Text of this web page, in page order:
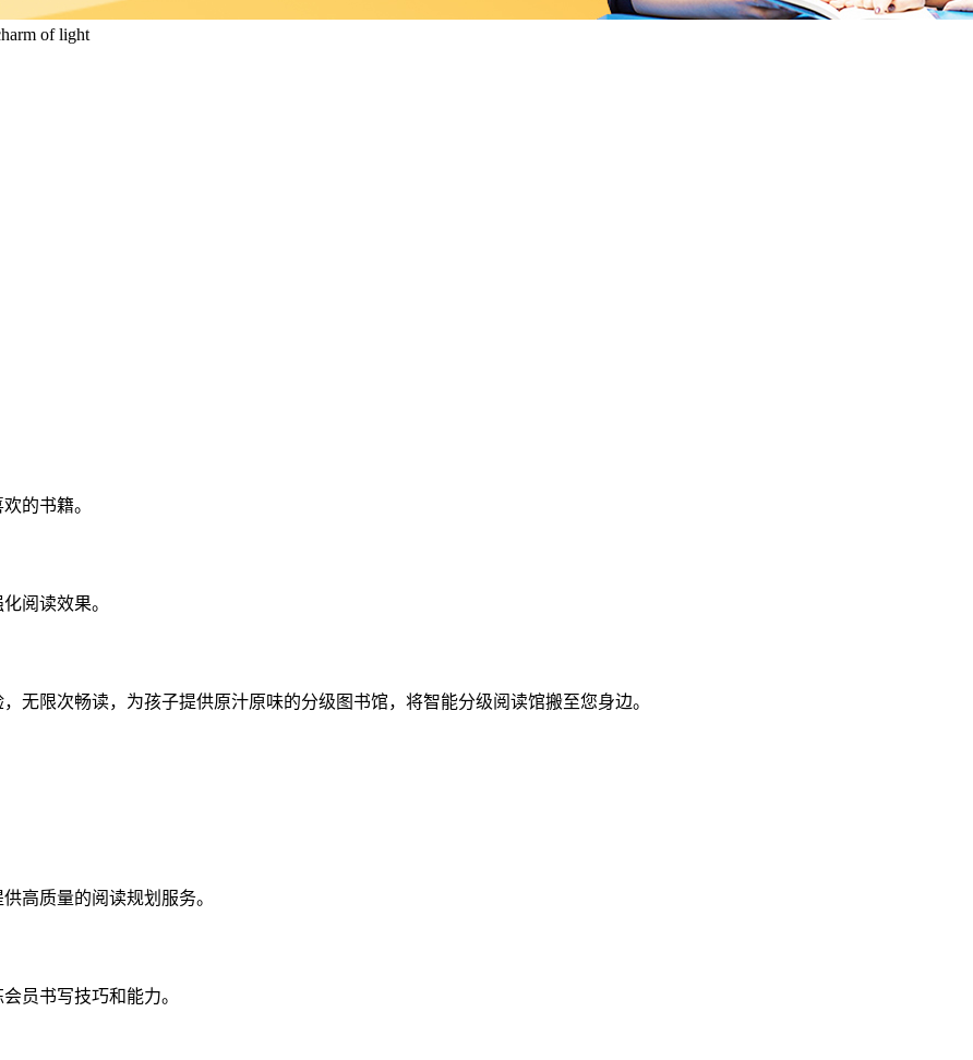
of light
的书籍。
阅读效果。
无限次畅读，为孩子提供原汁原味的分级图书馆，将智能分级阅读馆搬至您身边。
高质量的阅读规划服务。
员书写技巧和能力。